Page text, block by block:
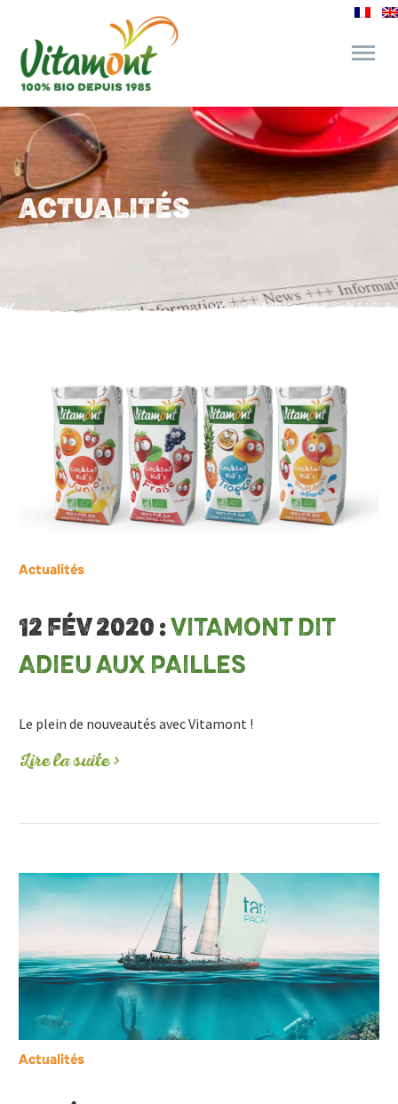
des engagements
le bar à jus
ACTUALITÉS
Actualités
12 FÉV 2020 :VITAMONT DIT
ADIEU AUX PAILLES
Le plein de nouveautés avec Vitamont !
Lire la suite >
Actualités